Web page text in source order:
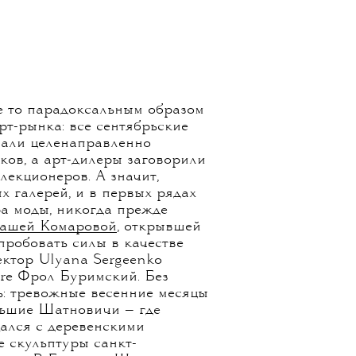
парадоксальным образом
рынка: все сентябрьские
целенаправленно
а арт-дилеры заговорили
А значит,
галерей, и в первых рядах
моды, никогда прежде
Комаровой, открывшей
силы в качестве
Ulyana Sergeenko
Фрол Буримский. Без
тревожные весенние месяцы
Шатновичи — где
с деревенскими
скульптуры санкт-